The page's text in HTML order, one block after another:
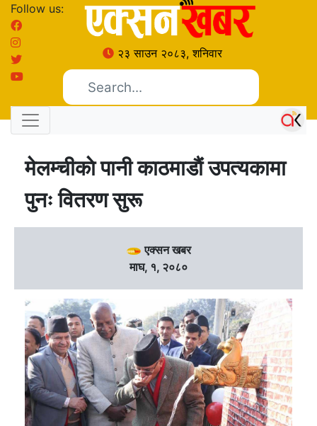
Follow us:
२३ साउन २०८३, शनिवार
मेलम्चीकाे पानी काठमाडाैं उपत्यकामा
पुनः वितरण सुरू
एक्सन खबर
माघ, १, २०८०